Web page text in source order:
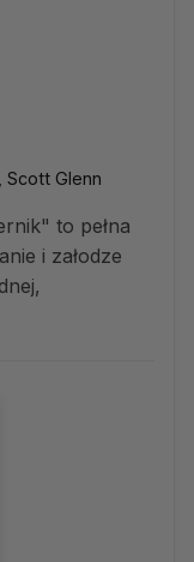
Scott Glenn
to pełna
i załodze